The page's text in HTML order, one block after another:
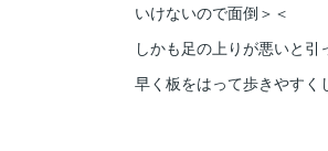
いけないので面倒＞＜
しかも足の上りが悪いと引
早く板をはって歩きやすく